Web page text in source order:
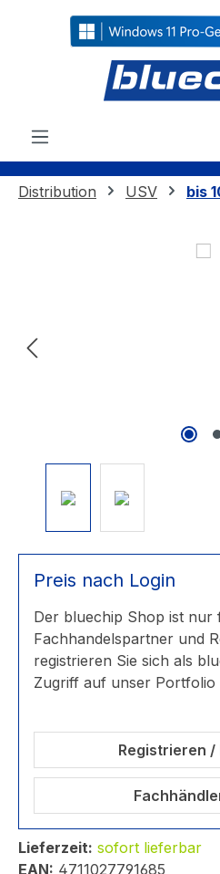
springen
Distribution USV bis
Bildergalerie überspringen
Preis nach Login
Der bluechip Shop ist nur
Fachhandelspartner und
registrieren Sie sich als
Zugriff auf unser Portfolio
Registrieren /
Lieferzeit: sofort lieferbar
EAN: 4711027791685